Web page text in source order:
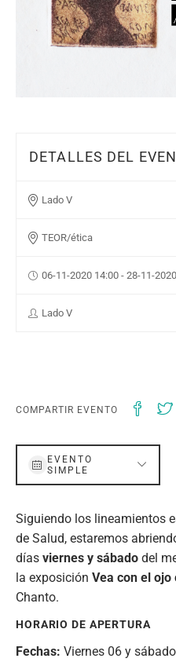
DETALLES DEL
Lado V
TEOR/ética
06-11-2020 14:00 - 28-11-
Lado V
COMPARTIR EVENTO
EVENTO
SIMPLE
Siguiendo los lineamientos
de Salud, estaremos
días viernes y sábado del
la exposición Vea con el ojo
Chanto.
HORARIO DE APERTURA
Fechas: Viernes 06 y